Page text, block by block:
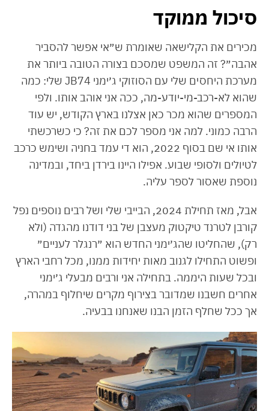
סיכול ממוקד
מכירים את הקלישאה שאומרת ש״אי אפשר להסביר
אהבה״? זה המשפט שמסכם בצורה הטובה ביותר את
מערכת היחסים שלי עם הסוזוקי ג׳ימני JB74 שלי: כמה
שהוא לא-רכב-מי-יודע-מה, ככה אני אוהב אותו. ולפי
המספרים שהוא מכר כאן אצלנו בארץ הקודש, יש עוד
הרבה כמוני. למה אני מספר לכם את זה? כי כשרכשתי
אותו אי שם בסוף 2022, הוא די עמד בחניה ושימש כרכב
לטיולים ולסופי שבוע. אפילו היינו בירדן ביחד, ובמדינה
נוספת שאסור לספר עליה.
אבל, מאז תחילת 2024, הבייבי שלי ושל רבים נוספים נפל
קורבן לטרנד טיקטוק מעצבן של בני דודנו מהגדה (ולא
רק), שהחליטו שהג׳ימני החדש הוא ״רנגלר לעניים״
ופשוט התחילו לגנוב מאות יחידות ממנו, מכל רחבי הארץ
ובכל שעות היממה. בתחילה אני ורבים מבעלי ג׳ימני
אחרים חשבנו שמדובר בצירוף מקרים שיחלוף במהרה,
אך ככל שחלף הזמן הבנו שאנחנו בבעיה.